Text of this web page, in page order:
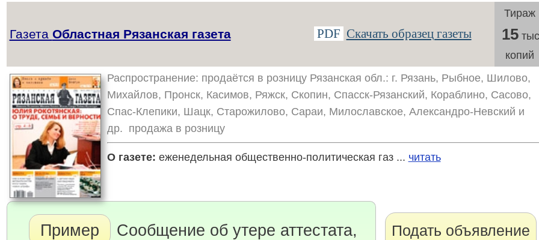
Газета Областная Рязанская газета PDF Скачать образец газеты
Тираж
15
копий
Распространение: продаётся в розницу Рязанская обл.: г. Рязань, Рыбное, Шилово,
Михайлов, Пронск, Касимов, Ряжск, Скопин, Спасск-Рязанский, Кораблино, Сасово,
Спас-Клепики, Шацк, Старожилово, Сараи, Милославское, Александро-Невский и
др. продажа в розницу
О газете: еженедельная общественно-политическая газ ... читать
Пример
Сообщение об утере аттестата,
Подать объявление